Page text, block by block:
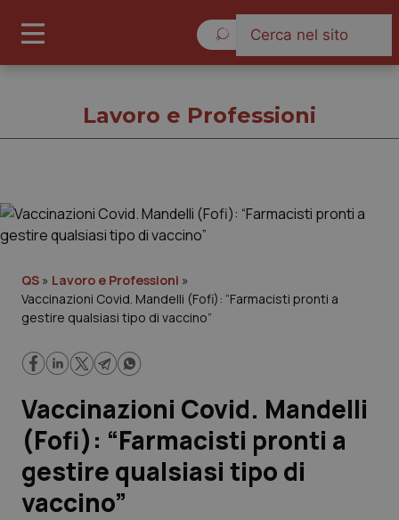
Governo e Parlamento
Regioni e Asl
Lavoro e Professioni
Scienza e Farmaci
Studi e Analisi
Lavoro e Professioni
QS » Lavoro e Professioni »
Vaccinazioni Covid. Mandelli (Fofi): “Farmacisti pronti a
gestire qualsiasi tipo di vaccino”
Vaccinazioni Covid. Mandelli
(Fofi): “Farmacisti pronti a
gestire qualsiasi tipo di
vaccino”